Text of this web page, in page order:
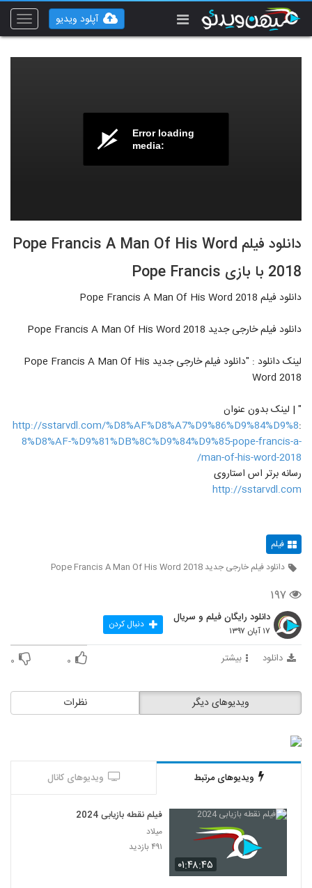
Toggle
آپلود ویدیو
Error loading
media:
دانلود فیلم Pope Francis A Man Of His Word
2018 با بازی Pope Francis
دانلود فیلم Pope Francis A Man Of His Word 2018
دانلود فیلم خارجی جدید Pope Francis A Man Of His Word 2018
لینک دانلود : "دانلود فیلم خارجی جدید Pope Francis A Man Of His
Word 2018
" | لینک بدون عنوان
:
http://sstarvdl.com/%D8%AF%D8%A7%D9%86%D9%84%D9%8
8%D8%AF-%D9%81%DB%8C%D9%84%D9%85-pope-francis-a-
man-of-his-word-2018/
رسانه برتر اس استاروی
http://sstarvdl.com
فیلم
دانلود فیلم خارجی جدید Pope Francis A Man Of His Word 2018
۱۹۷
دانلود رایگان فیلم و سریال
۱۷ آبان ۱۳۹۷ دنبال کردن
دانلود بیشتر ۰ ۰
نظرات ویدیوهای دیگر
ویدیوهای مرتبط ویدیوهای کانال
۰۱:۴۸:۴۵
فیلم نقطه بازیابی 2024
میلاد
۴۹۱ بازدید